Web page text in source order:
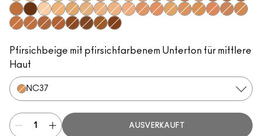
NC13NW10NW13NC15NW15NC20NW20
C4NC25NC27NC38C4.5NW35NC40NW40NC45
NC47
NC60NW60
NC10NC16NC17
N12N18N5C3.5
Pfirsichbeige mit pfirsichfarbenem Unterton für mittlere
Haut
NC37
AUSVERKAUFT